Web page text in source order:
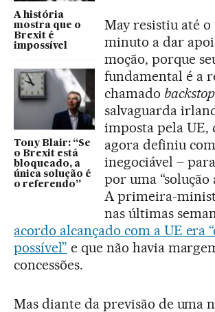
A história
mostra que o
Brexit é
impossível
Tony Blair: “Se
o Brexit está
bloqueado, a
única solução é
o referendo”
May resistiu até
minuto a dar
moção, porque
fundamental é a
chamado backstop
salvaguarda
imposta pela UE,
agora definiu
inegociável –
por uma “solução
A primeira-
nas últimas
acordo alcançado com a UE era
possível” e que não havia
concessões.
Mas diante da previsão de uma